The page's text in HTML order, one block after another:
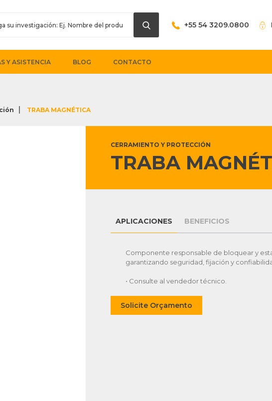
+55 54 3209.0800
Y ASISTENCIA BLOG CONTACTO
TRABA MAGNÉTICA
CERRAMIENTO Y PROTECCIÓN
TRABA
APLICACIONES BENEFICIOS
Componente responsable de bloquear y
garantizando seguridad, fijación y
• Consulte al vendedor técnico.
Solicite Orçamento